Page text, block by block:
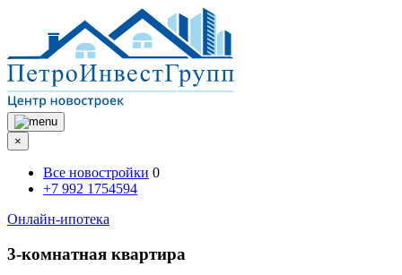
×
Все новостройки 0
+7 992 1754594
Онлайн-ипотека
3-комнатная квартира